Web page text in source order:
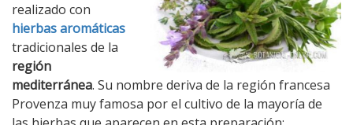
realizado con
hierbas aromáticas
tradicionales de la
región
mediterránea. Su nombre deriva de la región francesa
Provenza muy famosa por el cultivo de la mayoría de